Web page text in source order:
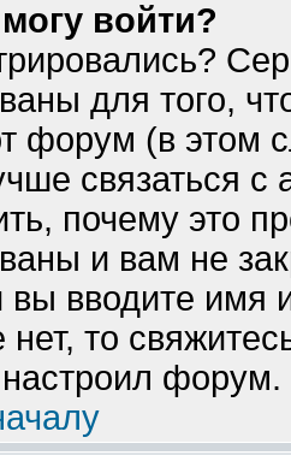
войти?
для того,
форум (в этом
связаться
почему это
и вам не
вы вводите
то
форум.